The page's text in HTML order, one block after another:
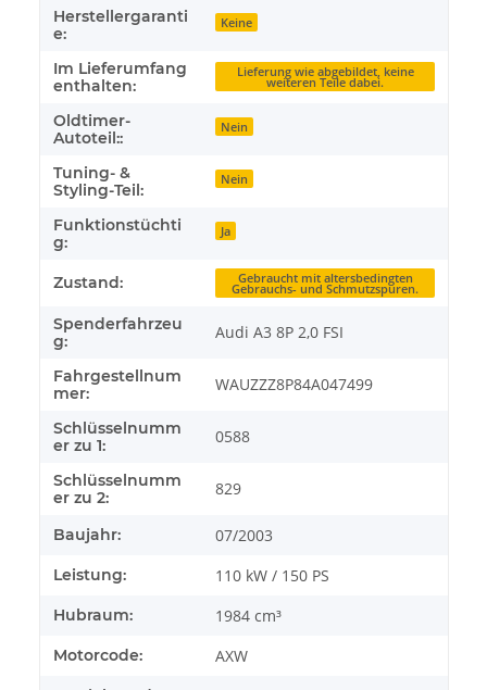
Herstellergaranti
e:
Keine
Im Lieferumfang
enthalten:
Lieferung wie abgebildet, keine
weiteren Teile dabei.
Oldtimer-
Autoteil::
Nein
Tuning- &
Styling-Teil:
Nein
Funktionstüchti
g:
Ja
Zustand: Gebraucht mit altersbedingten
Gebrauchs- und Schmutzspuren.
Spenderfahrzeu
g:
Audi A3 8P 2,0 FSI
Fahrgestellnum
mer:
WAUZZZ8P84A047499
Schlüsselnumm
er zu 1:
0588
Schlüsselnumm
er zu 2:
829
Baujahr: 07/2003
Leistung: 110 kW / 150 PS
Hubraum: 1984 cm³
Motorcode: AXW